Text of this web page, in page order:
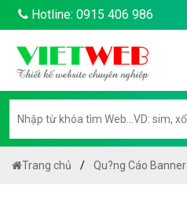
Hotline: 0915 406 986
Trang chủ Qu?ng Cáo Banner